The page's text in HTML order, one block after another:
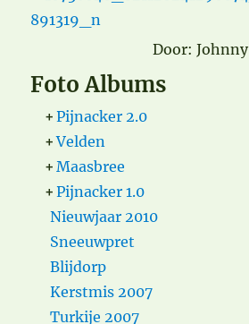
Door: Johnny
Foto Albums
+ Pijnacker 2.0
+ Velden
+ Maasbree
+ Pijnacker 1.0
Nieuwjaar 2010
Sneeuwpret
Blijdorp
Kerstmis 2007
Turkije 2007